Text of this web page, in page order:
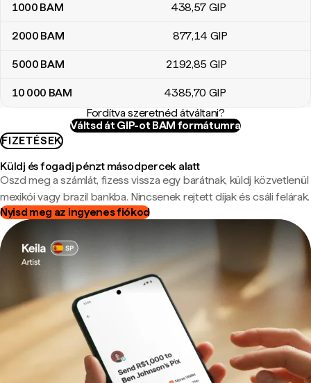
1000 BAM 438,57 GIP
2000 BAM 877,14 GIP
5000 BAM 2192,85 GIP
10 000 BAM 4385,70 GIP
Fordítva szeretnéd átváltani?
Váltsd át GIP-ot BAM formátumra
FIZETÉSEK
Küldj és fogadj pénzt másodpercek alatt
Oszd meg a számlát, fizess vissza egy barátnak, küldj közvetlenül
mexikói vagy brazil bankba. Nincsenek rejtett díjak és csáli felárak.
Nyisd meg az ingyenes fiókod